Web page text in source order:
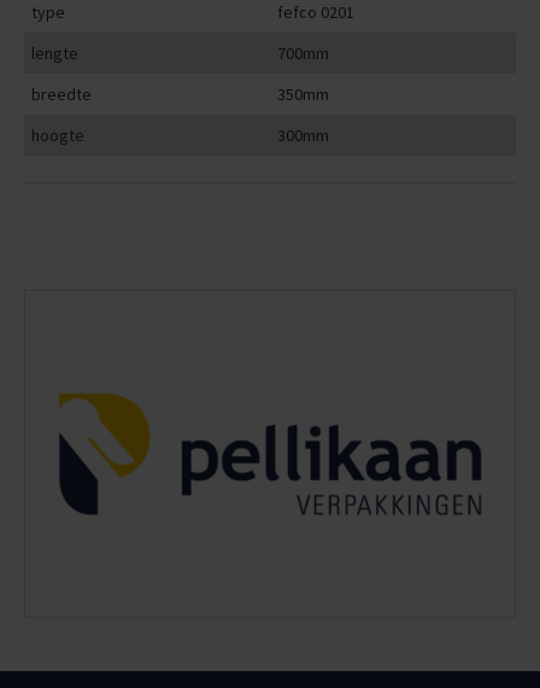
type
fefco 0201
lengte
700mm
breedte
350mm
hoogte
300mm